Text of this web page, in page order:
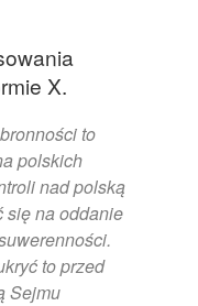
X.
to
polskich
nad polską
się na oddanie
to przed
Sejmu